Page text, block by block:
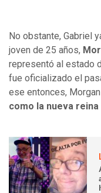
No obstante, Gabriel
joven de 25 años,
representó al estado
fue oficializado el
ese entonces,
como la nueva